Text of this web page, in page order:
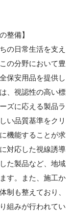
整備】
の日常生活を支え
の分野において豊
保安用品を提供し
、視認性の高い標
ズに応える製品ラ
い品質基準をクリ
機能することが求
対応した視線誘導
た製品など、地域
す。また、施工か
制も整えており、
組みが行われてい